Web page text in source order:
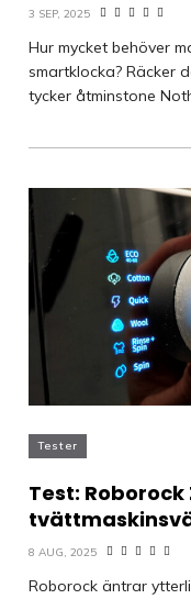
3 SEP, 2025
Hur mycket behöver
smartklocka? Räcker
tycker åtminstone
Tester
Test: Roborock
8 AUG, 2025
Roborock äntrar